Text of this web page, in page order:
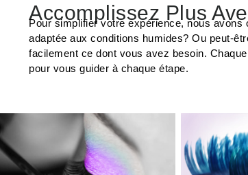
Accomplissez Plus
Pour simplifier votre expérience, nous avons
adaptée aux conditions humides? Ou peut-
facilement ce dont vous avez besoin.
pour vous guider à chaque étape.